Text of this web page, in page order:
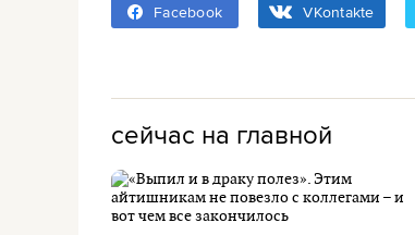
Facebook VKontakte
сейчас на главной